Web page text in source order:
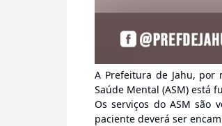
A Prefeitura de Jahu, por
Saúde Mental (ASM) está
Os serviços do ASM são
paciente deverá ser